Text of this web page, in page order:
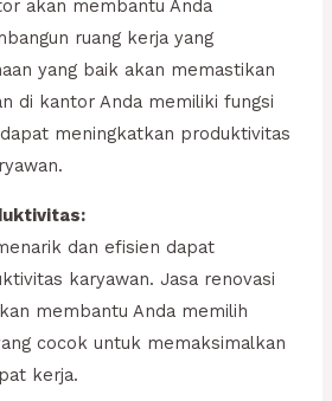
akan membantu Anda
ruang kerja yang
yang baik akan memastikan
di kantor Anda memiliki fungsi
meningkatkan produktivitas
dan efisien dapat
karyawan. Jasa renovasi
membantu Anda memilih
cocok untuk memaksimalkan
kerja.